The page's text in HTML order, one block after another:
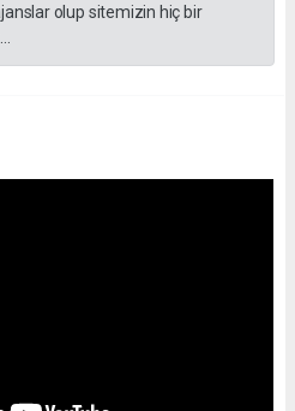
olup sitemizin hiç bir